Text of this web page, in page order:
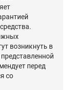
возникнуть в
перед
со